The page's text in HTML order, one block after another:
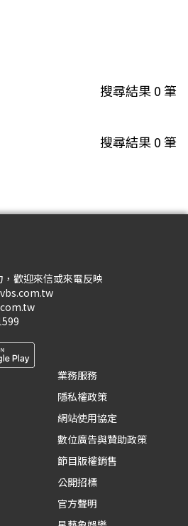
搜尋結果0筆
搜尋結果0筆
歡迎來信或來電反映
業務服務
隱私權政策
網站使用協定
數位廣告與贊助政策
節目版權銷售
公開招標
官方聲明